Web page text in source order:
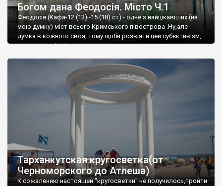
Богом дана Феодосія. Місто Ч.1
Феодосія (Кафа-12 (13) -15 (18) ст) - одне з найцікавіших (на
мою думку) міст всього Кримського півострова .Ну,але
думка в кожного своя, тому щоби розвіяти цей субєктивізм,
запрошую відвідати це
Тарханкутская кругосветка(от
Черноморского до Атлеша)
К сожалению настоящей "кругосветки" не получилось,пройти